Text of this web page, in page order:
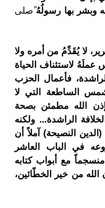
وبشر بها رسولُهًُصلى
لا يُقَدِّمُ من أمره ولا
عملَهُ لاستئناف الحياة
الراشدة، فأعمال الحزب
الساطعة التي لا
الله مطمئن بصحة
الراشدة... ولكنه
النصيحة) آملاً أن
في الباب العاشر
مع أبواب كتابه
الله من خير الخطّائين،